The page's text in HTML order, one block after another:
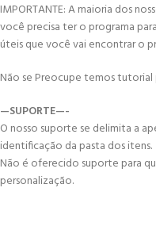
IMPORTANTE: A maioria dos
você precisa ter o programa
úteis que você vai encontrar o
Não se Preocupe temos tutorial
—SUPORTE—-
O nosso suporte se delimita a
identificação da pasta dos itens.
Não é oferecido suporte para
personalização.